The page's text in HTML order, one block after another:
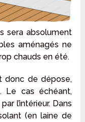
sera absolument
aménagés ne
chauds en été.
donc de dépose,
Le cas échéant,
l’intérieur. Dans
(en laine de